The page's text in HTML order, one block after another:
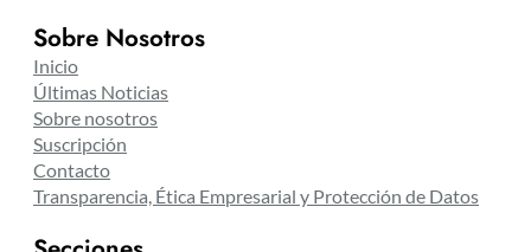
Sobre Nosotros
Inicio
Últimas Noticias
Sobre nosotros
Suscripción
Contacto
Transparencia, Ética Empresarial y Protección de Datos